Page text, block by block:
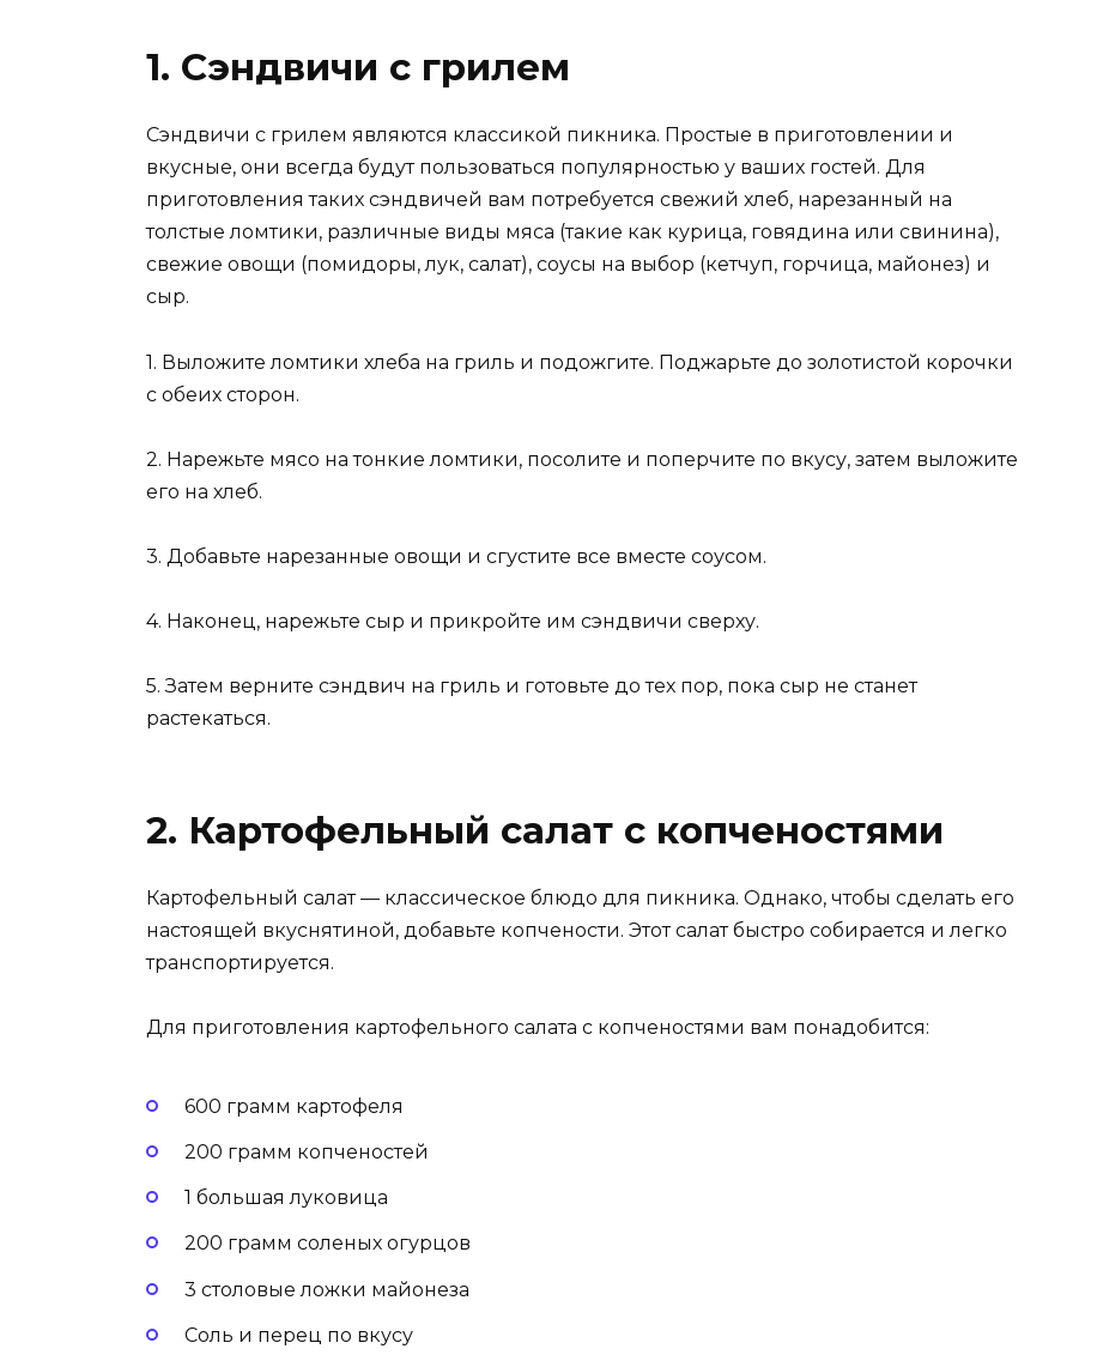
1. Сэндвичи с грилем
Сэндвичи с грилем являются классикой пикника. Простые в приготовлении и
вкусные, они всегда будут пользоваться популярностью у ваших гостей. Для
приготовления таких сэндвичей вам потребуется свежий хлеб, нарезанный на
толстые ломтики, различные виды мяса (такие как курица, говядина или свинина),
свежие овощи (помидоры, лук, салат), соусы на выбор (кетчуп, горчица, майонез) и
сыр.
1. Выложите ломтики хлеба на гриль и подожгите. Поджарьте до золотистой корочки
с обеих сторон.
2. Нарежьте мясо на тонкие ломтики, посолите и поперчите по вкусу, затем выложите
его на хлеб.
3. Добавьте нарезанные овощи и сгустите все вместе соусом.
4. Наконец, нарежьте сыр и прикройте им сэндвичи сверху.
5. Затем верните сэндвич на гриль и готовьте до тех пор, пока сыр не станет
растекаться.
2. Картофельный салат с копченостями
Картофельный салат — классическое блюдо для пикника. Однако, чтобы сделать его
настоящей вкуснятиной, добавьте копчености. Этот салат быстро собирается и легко
транспортируется.
Для приготовления картофельного салата с копченостями вам понадобится:
600 грамм картофеля
200 грамм копченостей
1 большая луковица
200 грамм соленых огурцов
3 столовые ложки майонеза
Соль и перец по вкусу